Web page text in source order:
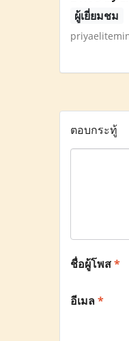
ผู้เยี่ยมชม
ตอบกระทู้
ชื่อผู้โพส*
อีเมล*